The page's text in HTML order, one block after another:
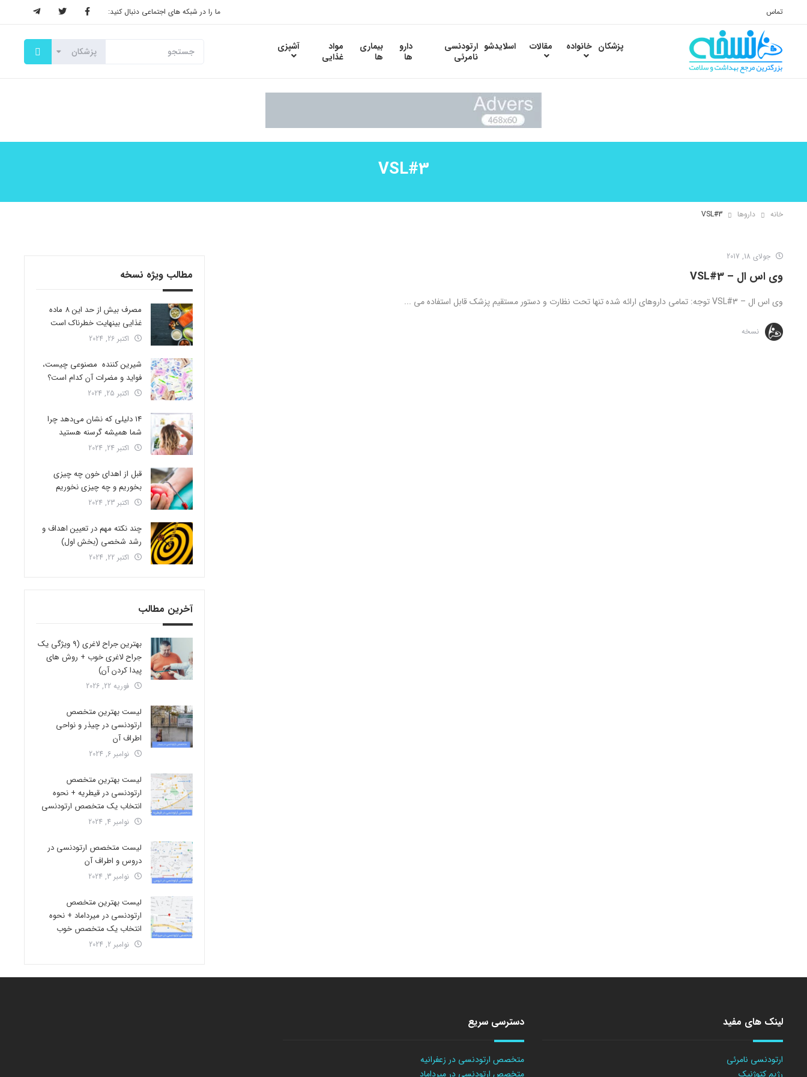
تماس ما را در شبکه های اجتماعی دنبال کنید:
پزشکان خانواده مقالات اسلایدشو ارتودنسی
نامرئی
دارو
ها
بیماری
ها
مواد
غذایی
آشپزی
VSL#3
خانه داروها VSL#3
جولای 18, 2017
وی اس ال – VSL#3
وی اس ال – VSL#3 توجه: تمامی داروهای ارائه شده تنها تحت نظارت و دستور مستقیم پزشک قابل استفاده می ...
نسخه
مطالب ویژه نسخه
مصرف بیش از حد این 8 ماده
غذایی بینهایت خطرناک است
اکتبر 26, 2024
شیرین کننده مصنوعی چیست،
فواید و مضرات آن کدام است؟
اکتبر 25, 2024
14 دلیلی که نشان می‌دهد چرا
شما همیشه گرسنه هستید
اکتبر 24, 2024
قبل از اهدای خون چه چیزی
بخوریم و چه چیزی نخوریم
اکتبر 23, 2024
چند نکته مهم در تعیین اهداف و
رشد شخصی (بخش اول)
اکتبر 22, 2024
آخرین مطالب
بهترین جراح لاغری (9 ویژگی یک
جراح لاغری خوب + روش های
پیدا کردن آن)
فوریه 22, 2026
لیست بهترین متخصص
ارتودنسی در چیذر و نواحی
اطراف آن
نوامبر 6, 2024
لیست بهترین متخصص
ارتودنسی در قیطریه + نحوه
انتخاب یک متخصص ارتودنسی
نوامبر 4, 2024
لیست متخصص ارتودنسی در
دروس و اطراف آن
نوامبر 3, 2024
لیست بهترین متخصص
ارتودنسی در میرداماد + نحوه
انتخاب یک متخصص خوب
نوامبر 2, 2024
لینک های مفید
ارتودنسی نامرئی
رژیم کتوژنیک
دسترسی سریع
متخصص ارتودنسی در زعفرانیه
متخصص ارتودنسی در میرداماد